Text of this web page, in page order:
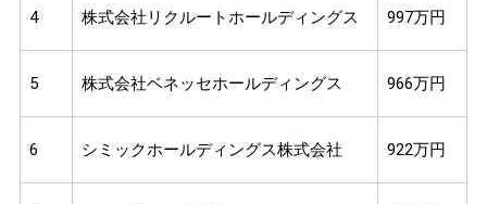
4 株式会社リクルートホールディングス 997万円
5 株式会社ベネッセホールディングス 966万円
6 シミックホールディングス株式会社 922万円